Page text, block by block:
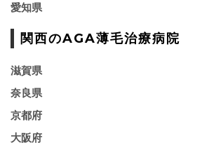
愛知県
関西のAGA薄毛治療病院
滋賀県
奈良県
京都府
大阪府